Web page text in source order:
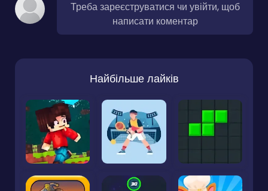
Треба зареєструватися чи увійти, щоб
написати коментар
Найбільше лайків